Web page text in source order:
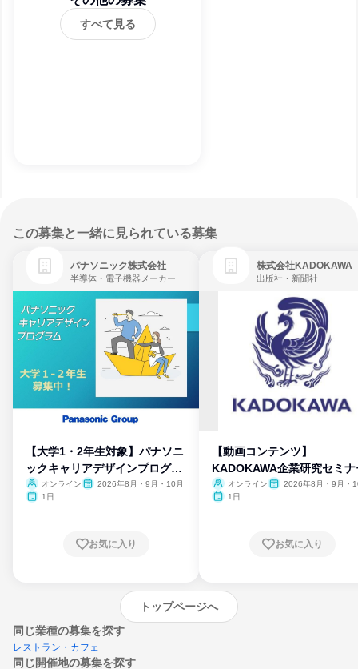
すべて見る
この募集と一緒に見られている募集
パナソニック株式会社
半導体・電子機器メーカー
【大学1・2年生対象】パナソニ
ックキャリアデザインプログラ
ム
オンライン
2026年8月・9月・10月
1日
お気に入り
株式会社KADOKAWA
出版社・新聞社
【動画コンテンツ】
KADOKAWA企業研究セミナ
オンライン
2026年8月・9月・
1日
お気に入り
トップページへ
同じ業種の募集を探す
レストラン・カフェ
同じ開催地の募集を探す